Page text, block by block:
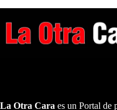
La Otra Cara es un Portal de